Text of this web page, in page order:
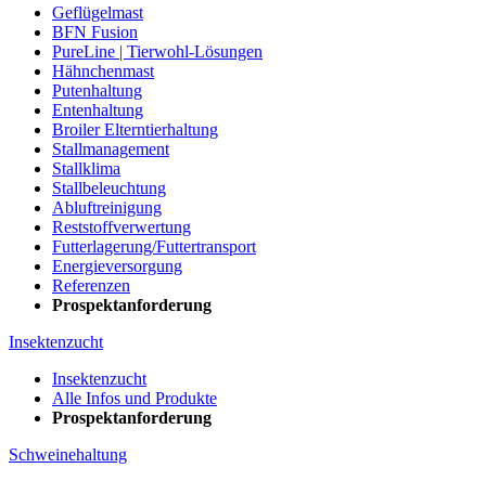
Geflügelmast
BFN Fusion
PureLine | Tierwohl-Lösungen
Hähnchenmast
Putenhaltung
Entenhaltung
Broiler Elterntierhaltung
Stallmanagement
Stallklima
Stallbeleuchtung
Abluftreinigung
Reststoffverwertung
Futterlagerung/Futtertransport
Energieversorgung
Referenzen
Prospektanforderung
Insektenzucht
Insektenzucht
Alle Infos und Produkte
Prospektanforderung
Schweinehaltung